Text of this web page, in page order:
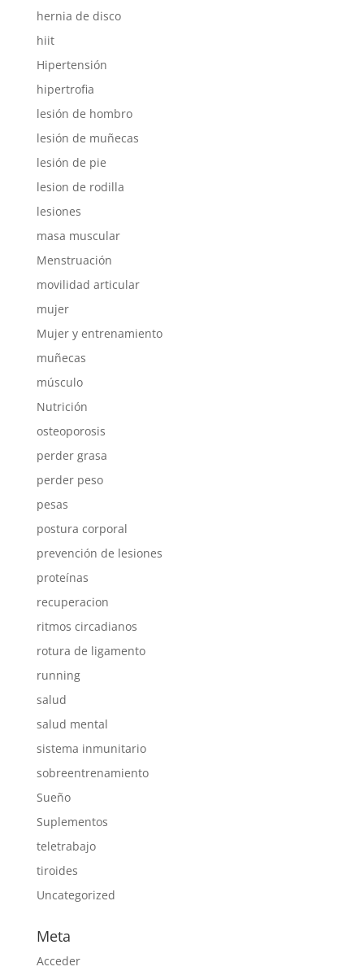
hernia de disco
hiit
Hipertensión
hipertrofia
lesión de hombro
lesión de muñecas
lesión de pie
lesion de rodilla
lesiones
masa muscular
Menstruación
movilidad articular
mujer
Mujer y entrenamiento
muñecas
músculo
Nutrición
osteoporosis
perder grasa
perder peso
pesas
postura corporal
prevención de lesiones
proteínas
recuperacion
ritmos circadianos
rotura de ligamento
running
salud
salud mental
sistema inmunitario
sobreentrenamiento
Sueño
Suplementos
teletrabajo
tiroides
Uncategorized
Meta
Acceder